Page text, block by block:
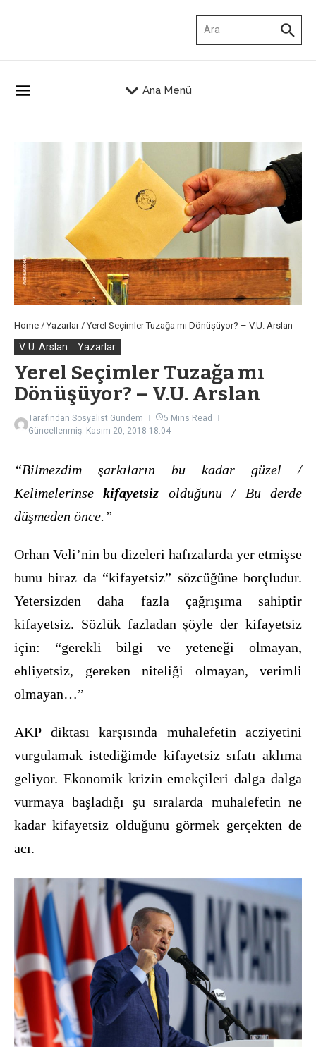
Ana Menü
Home /Yazarlar/Yerel Seçimler Tuzağa mı Dönüşüyor? – V.U. Arslan
V. U. Arslan Yazarlar
Yerel Seçimler Tuzağa mı
Dönüşüyor? – V.U. Arslan
Tarafından Sosyalist Gündem
5 Mins Read
Güncellenmiş: Kasım 20, 2018 18:04
“Bilmezdim şarkıların bu kadar güzel /
Kelimelerinsekifayetsiz olduğunu / Bu derde
düşmeden önce.”
Orhan Veli’nin bu dizeleri hafızalarda yer etmişse
bunu biraz da “kifayetsiz” sözcüğüne borçludur.
Yetersizden daha fazla çağrışıma sahiptir
kifayetsiz. Sözlük fazladan şöyle der kifayetsiz
için: “gerekli bilgi ve yeteneği olmayan,
ehliyetsiz, gereken niteliği olmayan, verimli
olmayan…”
AKP diktası karşısında muhalefetin acziyetini
vurgulamak istediğimde kifayetsiz sıfatı aklıma
geliyor. Ekonomik krizin emekçileri dalga dalga
vurmaya başladığı şu sıralarda muhalefetin ne
kadar kifayetsiz olduğunu görmek gerçekten de
acı.